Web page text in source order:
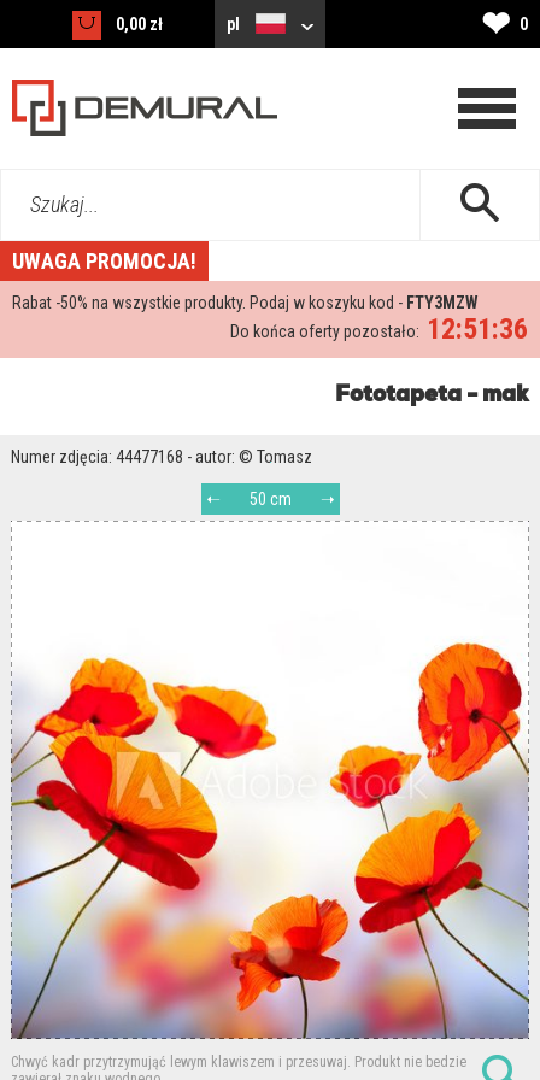
0,00 zł pl ❤ 0
Szukaj...
UWAGA PROMOCJA!
Rabat -50% na wszystkie produkty. Podaj w koszyku kod - FTY3MZW
12:51:34
Do końca oferty pozostało:
Fototapeta - mak
Numer zdjęcia: 44477168 - autor: © Tomasz
50 cm
Chwyć kadr przytrzymująć lewym klawiszem i przesuwaj. Produkt nie bedzie